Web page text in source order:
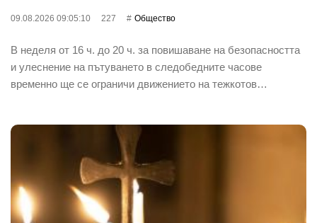
09.08.2026 09:05:10 227 Общество
В неделя от 16 ч. до 20 ч. за повишаване на безопасността
и улеснение на пътуването в следобедните часове
временно ще се ограничи движението на тежкотов…